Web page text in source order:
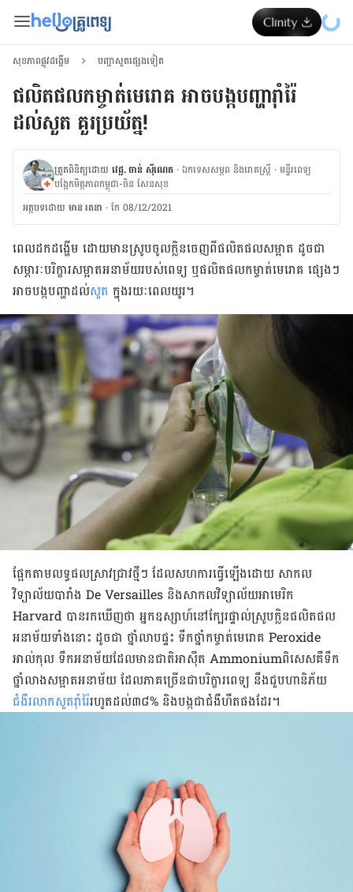
សុខភាពផ្លូវដង្ហើម បញ្ហាសួតផ្សេងទៀត
ផលិតផលកម្ចាត់មេរោគ ​អាចបង្កបញ្ហារ៉ាំរ៉ៃ
ដល់សួត គួរប្រយ័ត្ន!
ត្រួតពិនិត្យដោយ វេជ្ជ. ចាន់ ស៊ីណេត ·ឯកទេសសម្ភព និងរោគស្ត្រី ·ម​ន្ទីរពេទ្យ
បង្អែកមិត្តភាពកម្ពុជា-ចិន សែនសុខ
អត្ថបទ​ដោយ មាន រតនា ·កែ 08/12/2021
ពេល​ដក​ដង្ហើម​ ដោយ​​​​មាន​ស្រូប​ចូល​ក្លិន​​ចេញ​ពី​ផលិត​ផល​សម្អាត​ ដូច​ជា​
សម្ភារៈ​​បរិក្ខារ​សម្អាត​អនាម័យ​របស់​​ពេទ្យ ឬ​ផលិត​ផល​កម្ចាត់​មេរោគ​ ផ្សេង​ៗ
អាច​បង្ក​​បញ្ហា​ដល់​សួត ក្នុង​រយៈ​ពេល​យូរ​។
ផ្អែក​តាម​​លទ្ធផល​ស្រាវជ្រាវ​​ថ្មី​ៗ ដែល​​សហការ​ធ្វើ​ឡើង​ដោយ សាកល
វិទ្យាល័យ​បារាំង De Versailles និង​សាកលវិទ្យាល័យ​អាមេរិក
Harvard បាន​រក​ឃើញ​ថា អ្នក​​​ឧស្សាហ៍​នៅ​ក្បែរ​ផ្ទាល់​ស្រូប​ក្លិន​ផលិត​ផល​​​​​
អនាម័យ​ទាំង​នោះ ដូច​ជា ថ្នាំ​លាប​ផ្ទះ ទឹក​ថ្នាំ​កម្ចាត់​មេរោគ Peroxide
អាល់កុល ទឹក​​​អនាម័យ​ដែល​មាន​ជាតិ​អាស៊ីត Ammoniumពិសេស​គឺ​ទឹក​
ថ្នាំ​លាង​សម្អាត​អនាម័យ​ ដែល​ភាគ​ច្រើន​ជា​បរិក្ខារ​ពេទ្យ នឹង​ជួប​ហានិភ័យ
ជំងឺ​​​រលាក​សួត​​រ៉ាំ​រ៉ៃ​រហូត​ដល់​៣៨​% និង​បង្ក​ជា​ជំងឺ​ហឺត​ផង​ដែរ។